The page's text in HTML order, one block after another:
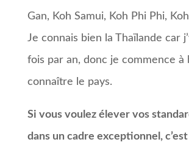
Gan, Koh Samui, Koh Phi Phi,
Je connais bien la Thaïlande car
fois par an, donc je commence à
connaître le pays.
Si vous voulez élever vos
dans un cadre exceptionnel,